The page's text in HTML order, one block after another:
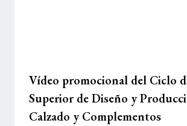
Vídeo promocional del Ciclo
Superior de Diseño y
Calzado y Complementos